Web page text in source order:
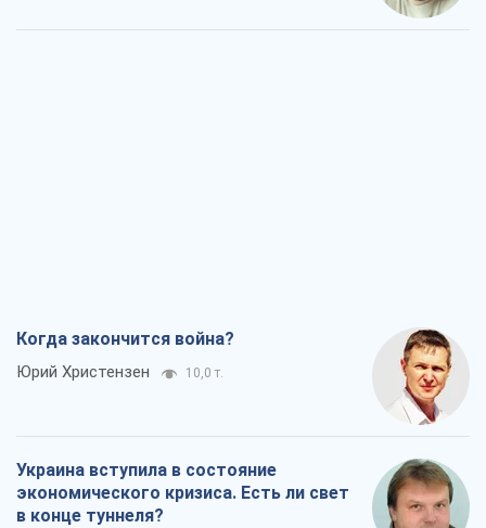
Когда закончится война?
Юрий Христензен 10,0 т.
Украина вступила в состояние
экономического кризиса. Есть ли свет
в конце туннеля?